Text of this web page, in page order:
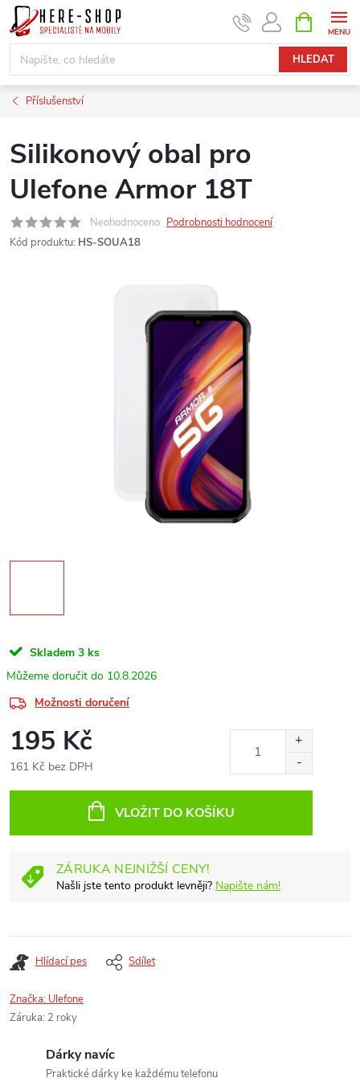
Přejít
na
obsah
HLEDAT
NÁKUPNÍ
KOŠÍK
Příslušenství
Silikonový obal pro
Ulefone Armor 18T
Neohodnoceno Podrobnosti hodnocení
Kód produktu: HS-SOUA18
Skladem 3 ks
10.8.2026
Možnosti doručení
195 Kč
161 Kč bez DPH
VLOŽIT DO KOŠÍKU
ZÁRUKA NEJNIŽŠÍ CENY!
Našli jste tento produkt levněji? Napište nám!
Hlídací pes Sdílet
Značka: Ulefone
Záruka: 2 roky
Dárky navíc
Praktické dárky ke každému telefonu